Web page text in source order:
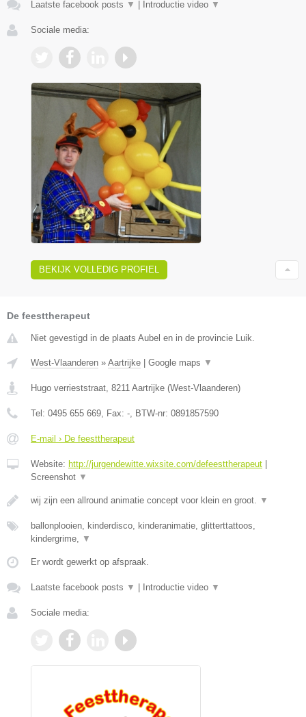
Laatste facebook posts ▼ Introductie video ▼
Sociale media:
BEKIJK VOLLEDIG PROFIEL
De feesttherapeut
Niet gevestigd in de plaats Aubel en in de provincie Luik.
West-Vlaanderen » Aartrijke | Google maps ▼
Hugo verrieststraat 8211 Aartrijke (West-Vlaanderen)
Tel: 0495 655 669 , Fax: - , BTW-nr: 0891857590
E-mail › De feesttherapeut
Website: http://jurgendewitte.wixsite.com/defeesttherapeut |
Screenshot ▼
wij zijn een allround animatie concept voor klein en groot. ▼
ballonplooien, kinderdisco, kinderanimatie, glitterttattoos,
kindergrime,
▼
Er wordt gewerkt op afspraak.
Laatste facebook posts ▼ | Introductie video ▼
Sociale media: